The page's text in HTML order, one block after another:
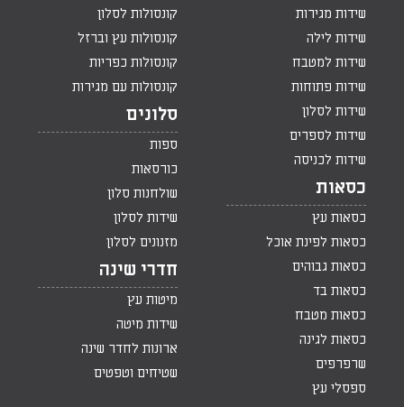
שידות מגירות
שידות לילה
שידות למטבח
שידות פתוחות
שידות לסלון
שידות לספרים
שידות לכניסה
כסאות
כסאות עץ
כסאות לפינת אוכל
כסאות גבוהים
כסאות בד
כסאות מטבח
כסאות לגינה
שרפרפים
ספסלי עץ
קונסולות לסלון
קונסולות עץ וברזל
קונסולות כפריות
קונסולות עם מגירות
סלונים
ספות
כורסאות
שולחנות סלון
שידות לסלון
מזנונים לסלון
חדרי שינה
מיטות עץ
שידות מיטה
ארונות לחדר שינה
שטיחים וטפטים